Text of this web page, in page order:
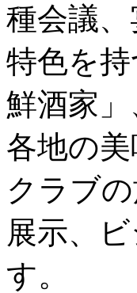
種会議
特色を
鮮酒家
各地の
クラブ
展示、
す。